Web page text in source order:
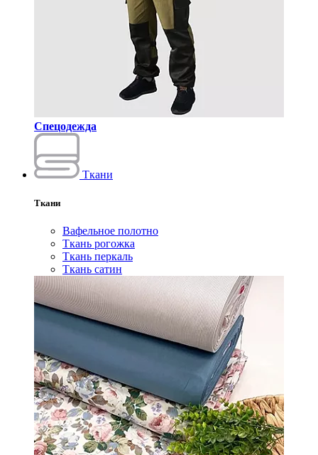
Спецодежда
Ткани
Ткани
Вафельное полотно
Ткань рогожка
Ткань перкаль
Ткань сатин